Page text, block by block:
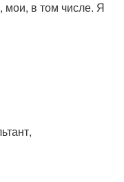
мои, в том числе. Я